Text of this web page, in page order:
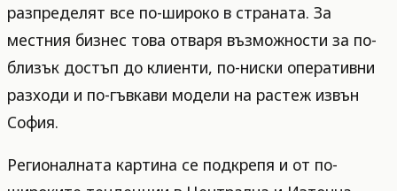
разпределят все по-широко в страната. За
местния бизнес това отваря възможности за по-
близък достъп до клиенти, по-ниски оперативни
разходи и по-гъвкави модели на растеж извън
София.
Регионалната картина се подкрепя и от по-